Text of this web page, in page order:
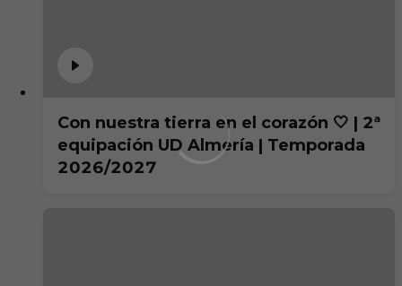
Con nuestra tierra en el corazón 🤍 | 2ª
equipación UD Almería | Temporada
2026/2027